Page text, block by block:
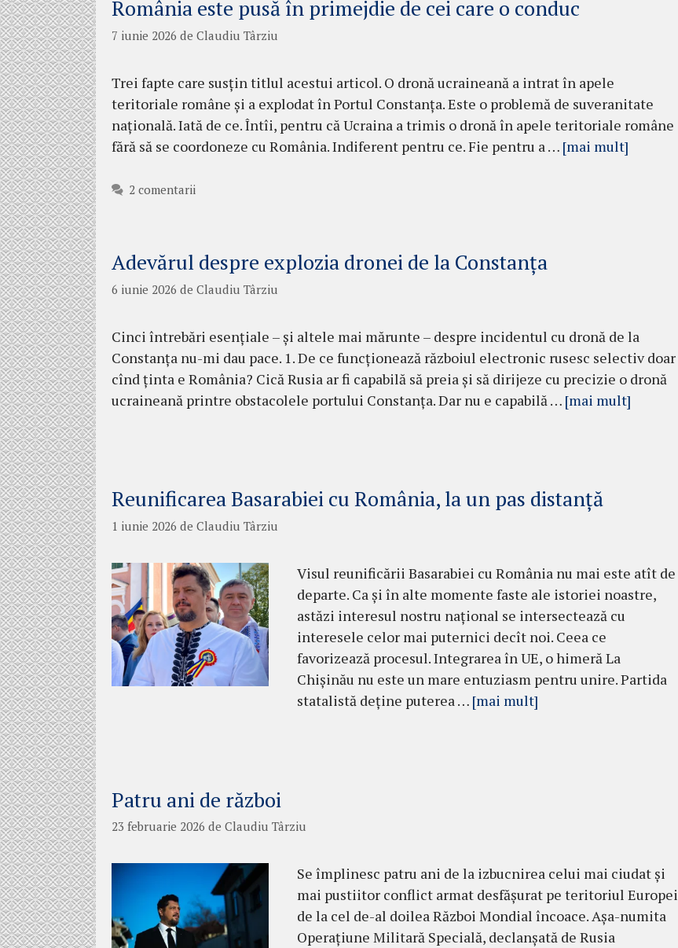
România este pusă în primejdie de cei care o conduc
7 iunie 2026 de Claudiu Târziu
Trei fapte care susțin titlul acestui articol. O dronă ucraineană a intrat în apele
teritoriale române și a explodat în Portul Constanța. Este o problemă de suveranitate
națională. Iată de ce. Întîi, pentru că Ucraina a trimis o dronă în apele teritoriale române
fără să se coordoneze cu România. Indiferent pentru ce. Fie pentru a … [mai mult]
2 comentarii
Adevărul despre explozia dronei de la Constanța
6 iunie 2026 de Claudiu Târziu
Cinci întrebări esențiale – și altele mai mărunte – despre incidentul cu dronă de la
Constanța nu-mi dau pace. 1. De ce funcționează războiul electronic rusesc selectiv doar
cînd ținta e România? Cică Rusia ar fi capabilă să preia și să dirijeze cu precizie o dronă
ucraineană printre obstacolele portului Constanța. Dar nu e capabilă … [mai mult]
Reunificarea Basarabiei cu România, la un pas distanță
1 iunie 2026 de Claudiu Târziu
Visul reunificării Basarabiei cu România nu mai este atît de
departe. Ca și în alte momente faste ale istoriei noastre,
astăzi interesul nostru național se intersectează cu
interesele celor mai puternici decît noi. Ceea ce
favorizează procesul. Integrarea în UE, o himeră La
Chișinău nu este un mare entuziasm pentru unire. Partida
statalistă deține puterea … [mai mult]
Patru ani de război
23 februarie 2026 de Claudiu Târziu
Se împlinesc patru ani de la izbucnirea celui mai ciudat și
mai pustiitor conflict armat desfășurat pe teritoriul Europei
de la cel de-al doilea Război Mondial încoace. Așa-numita
Operațiune Militară Specială, declanșată de Rusia